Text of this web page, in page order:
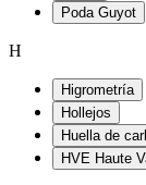
Poda Guyot
H
Higrometría
Hollejos
Huella de
HVE